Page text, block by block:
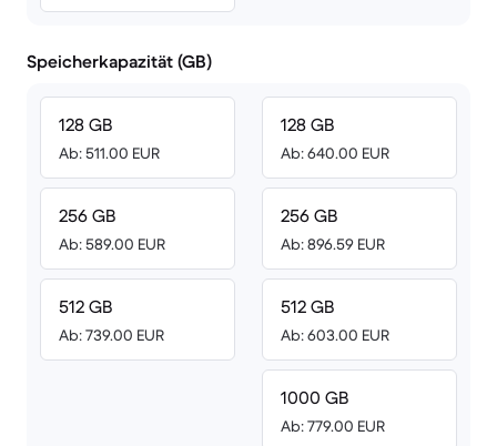
Speicherkapazität (GB)
128 GB
Ab: 511.00 EUR
256 GB
Ab: 589.00 EUR
512 GB
Ab: 739.00 EUR
128 GB
Ab: 640.00 EUR
256 GB
Ab: 896.59 EUR
512 GB
Ab: 603.00 EUR
1000 GB
Ab: 779.00 EUR